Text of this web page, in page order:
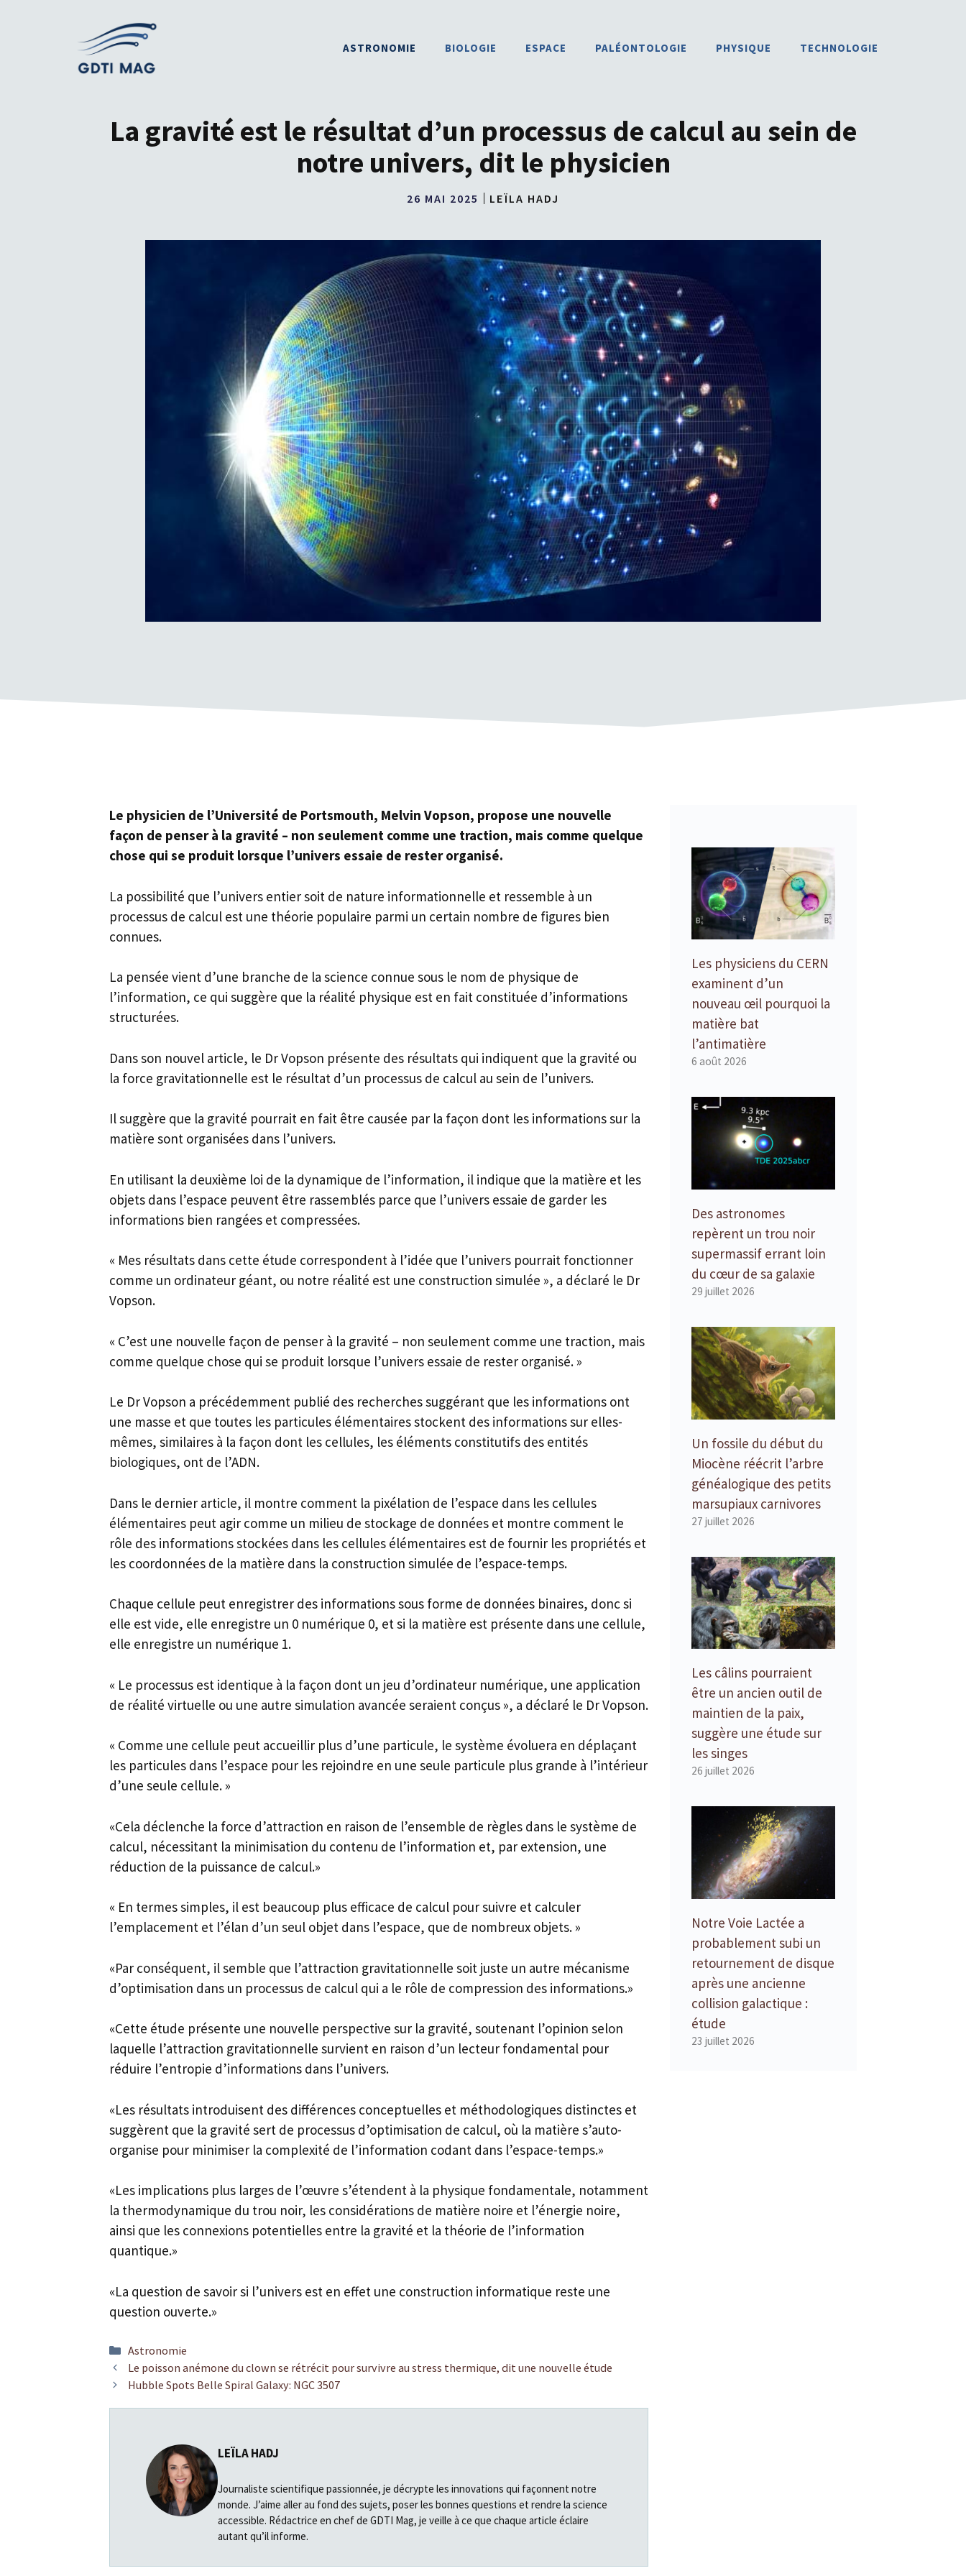
ASTRONOMIE BIOLOGIE ESPACE PALÉONTOLOGIE PHYSIQUE TECHNOLOGIE
La gravité est le résultat d’un processus de calcul au sein de
notre univers, dit le physicien
26 MAI 2025 LEÏLA HADJ
Le physicien de l’Université de Portsmouth, Melvin Vopson, propose une nouvelle
façon de penser à la gravité – non seulement comme une traction, mais comme quelque
chose qui se produit lorsque l’univers essaie de rester organisé.
La possibilité que l’univers entier soit de nature informationnelle et ressemble à un
processus de calcul est une théorie populaire parmi un certain nombre de figures bien
connues.
La pensée vient d’une branche de la science connue sous le nom de physique de
l’information, ce qui suggère que la réalité physique est en fait constituée d’informations
structurées.
Dans son nouvel article, le Dr Vopson présente des résultats qui indiquent que la gravité ou
la force gravitationnelle est le résultat d’un processus de calcul au sein de l’univers.
Il suggère que la gravité pourrait en fait être causée par la façon dont les informations sur la
matière sont organisées dans l’univers.
En utilisant la deuxième loi de la dynamique de l’information, il indique que la matière et les
objets dans l’espace peuvent être rassemblés parce que l’univers essaie de garder les
informations bien rangées et compressées.
« Mes résultats dans cette étude correspondent à l’idée que l’univers pourrait fonctionner
comme un ordinateur géant, ou notre réalité est une construction simulée », a déclaré le Dr
Vopson.
« C’est une nouvelle façon de penser à la gravité – non seulement comme une traction, mais
comme quelque chose qui se produit lorsque l’univers essaie de rester organisé. »
Le Dr Vopson a précédemment publié des recherches suggérant que les informations ont
une masse et que toutes les particules élémentaires stockent des informations sur elles-
mêmes, similaires à la façon dont les cellules, les éléments constitutifs des entités
biologiques, ont de l’ADN.
Dans le dernier article, il montre comment la pixélation de l’espace dans les cellules
élémentaires peut agir comme un milieu de stockage de données et montre comment le
rôle des informations stockées dans les cellules élémentaires est de fournir les propriétés et
les coordonnées de la matière dans la construction simulée de l’espace-temps.
Chaque cellule peut enregistrer des informations sous forme de données binaires, donc si
elle est vide, elle enregistre un 0 numérique 0, et si la matière est présente dans une cellule,
elle enregistre un numérique 1.
« Le processus est identique à la façon dont un jeu d’ordinateur numérique, une application
de réalité virtuelle ou une autre simulation avancée seraient conçus », a déclaré le Dr Vopson.
« Comme une cellule peut accueillir plus d’une particule, le système évoluera en déplaçant
les particules dans l’espace pour les rejoindre en une seule particule plus grande à l’intérieur
d’une seule cellule. »
«Cela déclenche la force d’attraction en raison de l’ensemble de règles dans le système de
calcul, nécessitant la minimisation du contenu de l’information et, par extension, une
réduction de la puissance de calcul.»
« En termes simples, il est beaucoup plus efficace de calcul pour suivre et calculer
l’emplacement et l’élan d’un seul objet dans l’espace, que de nombreux objets. »
«Par conséquent, il semble que l’attraction gravitationnelle soit juste un autre mécanisme
d’optimisation dans un processus de calcul qui a le rôle de compression des informations.»
«Cette étude présente une nouvelle perspective sur la gravité, soutenant l’opinion selon
laquelle l’attraction gravitationnelle survient en raison d’un lecteur fondamental pour
réduire l’entropie d’informations dans l’univers.
«Les résultats introduisent des différences conceptuelles et méthodologiques distinctes et
suggèrent que la gravité sert de processus d’optimisation de calcul, où la matière s’auto-
organise pour minimiser la complexité de l’information codant dans l’espace-temps.»
«Les implications plus larges de l’œuvre s’étendent à la physique fondamentale, notamment
la thermodynamique du trou noir, les considérations de matière noire et l’énergie noire,
ainsi que les connexions potentielles entre la gravité et la théorie de l’information
quantique.»
«La question de savoir si l’univers est en effet une construction informatique reste une
question ouverte.»
Catégories
Astronomie
Le poisson anémone du clown se rétrécit pour survivre au stress thermique, dit une nouvelle étude
Hubble Spots Belle Spiral Galaxy: NGC 3507
LEÏLA HADJ
Journaliste scientifique passionnée, je décrypte les innovations qui façonnent notre
monde. J’aime aller au fond des sujets, poser les bonnes questions et rendre la science
accessible. Rédactrice en chef de GDTI Mag, je veille à ce que chaque article éclaire
autant qu’il informe.
Les physiciens du CERN
examinent d’un
nouveau œil pourquoi la
matière bat
l’antimatière
6 août 2026
Des astronomes
repèrent un trou noir
supermassif errant loin
du cœur de sa galaxie
29 juillet 2026
Un fossile du début du
Miocène réécrit l’arbre
généalogique des petits
marsupiaux carnivores
27 juillet 2026
Les câlins pourraient
être un ancien outil de
maintien de la paix,
suggère une étude sur
les singes
26 juillet 2026
Notre Voie Lactée a
probablement subi un
retournement de disque
après une ancienne
collision galactique :
étude
23 juillet 2026